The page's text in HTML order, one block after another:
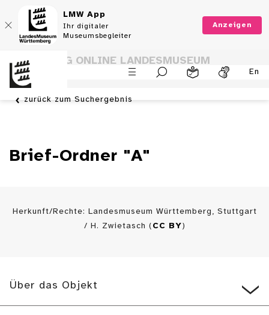
LMW App
Ihr digitaler
Museumsbegleiter
Anzeigen
En
SAMMLUNG ONLINE LANDESMUSEUM
WÜRTTEMBERG
zurück zum Suchergebnis
Brief-Ordner "A"
Herkunft/Rechte: Landesmuseum Württemberg, Stuttgart
/ H. Zwietasch ( CC BY)
Über das Objekt